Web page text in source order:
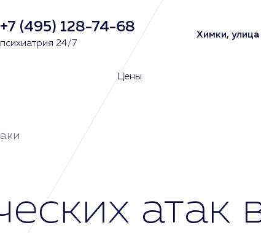
+7 (495) 128-74-68
психиатрия 24/7
Химки,
Цены
атак